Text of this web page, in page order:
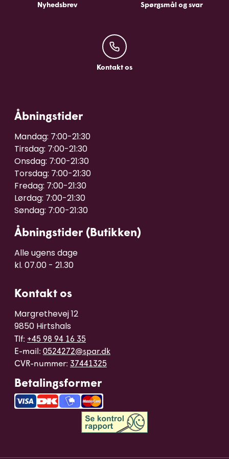
Nyhedsbrev
Spørgsmål og svar
Kontakt os
Kontakt os
Åbningstider
Mandag: 7:00-21:30
Tirsdag: 7:00-21:30
Onsdag: 7:00-21:30
Torsdag: 7:00-21:30
Fredag: 7:00-21:30
Lørdag: 7:00-21:30
Åbningstider (Butikken)
Alle ugens dage
kl. 07.00 - 21.30
Kontakt os
Margrethevej 12
9850 Hirtshals
Tlf: +45 98 94 16 35
E-mail: 0524272@spar.dk
CVR-nummer: 37441325
Betalingsformer